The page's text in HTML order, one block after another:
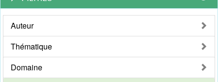
Auteur
Thématique
Domaine